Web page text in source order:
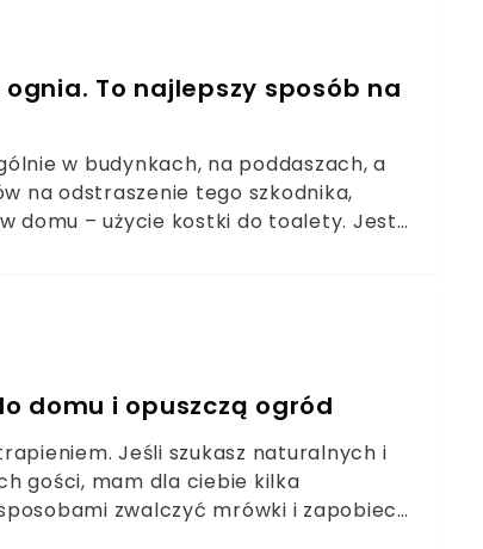
To najlepszy sposób na
w budynkach, na poddaszach, a
na odstraszenie tego szkodnika,
domu – użycie kostki do toalety. Jest
domu i opuszczą ogród
Jeśli szukasz naturalnych i
gości, mam dla ciebie kilka
zwalczyć mrówki i zapobiec